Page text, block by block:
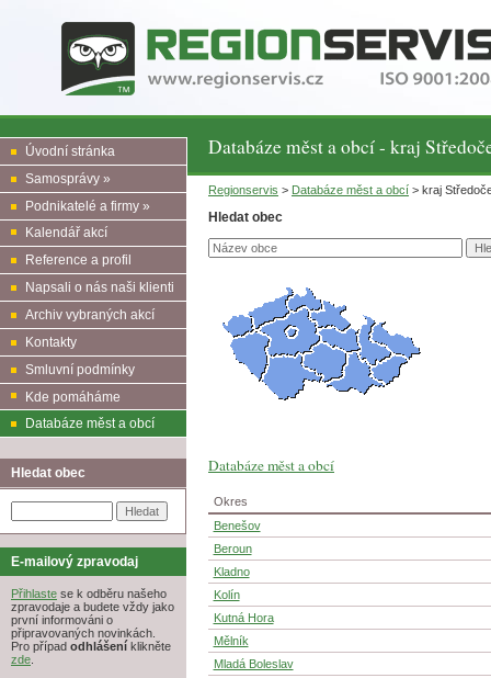
Databáze měst a obcí - kraj
Úvodní stránka
Samosprávy »
Podnikatelé a firmy »
Kalendář akcí
Reference a profil
Napsali o nás naši klienti
Archiv vybraných akcí
Kontakty
Smluvní podmínky
Kde pomáháme
Databáze měst a obcí
Hledat obec
E-mailový zpravodaj
Přihlaste se k odběru našeho
zpravodaje a budete vždy jako
první informováni o
připravovaných novinkách.
Pro případ odhlášení klikněte
zde.
Regionservis > Databáze měst a obcí > kraj
Hledat obec
Databáze měst a obcí
Okres
Benešov
Beroun
Kladno
Kolín
Kutná Hora
Mělník
Mladá Boleslav